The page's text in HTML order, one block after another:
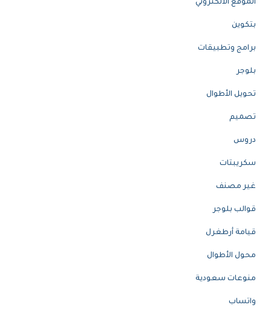
الموقع الالكتروني
بتكوين
برامج وتطبيقات
بلوجر
تحويل الأطوال
تصميم
دروس
سكريبتات
غير مصنف
قوالب بلوجر
قيامة أرطغرل
محول الأطوال
منوعات سعودية
واتساب